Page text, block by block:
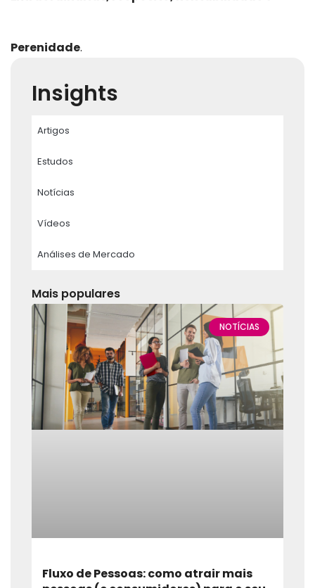
Perenidade.
Insights
Artigos
Estudos
Notícias
Vídeos
Análises de Mercado
Mais populares
NOTÍCIAS
Fluxo de Pessoas: como atrair mais